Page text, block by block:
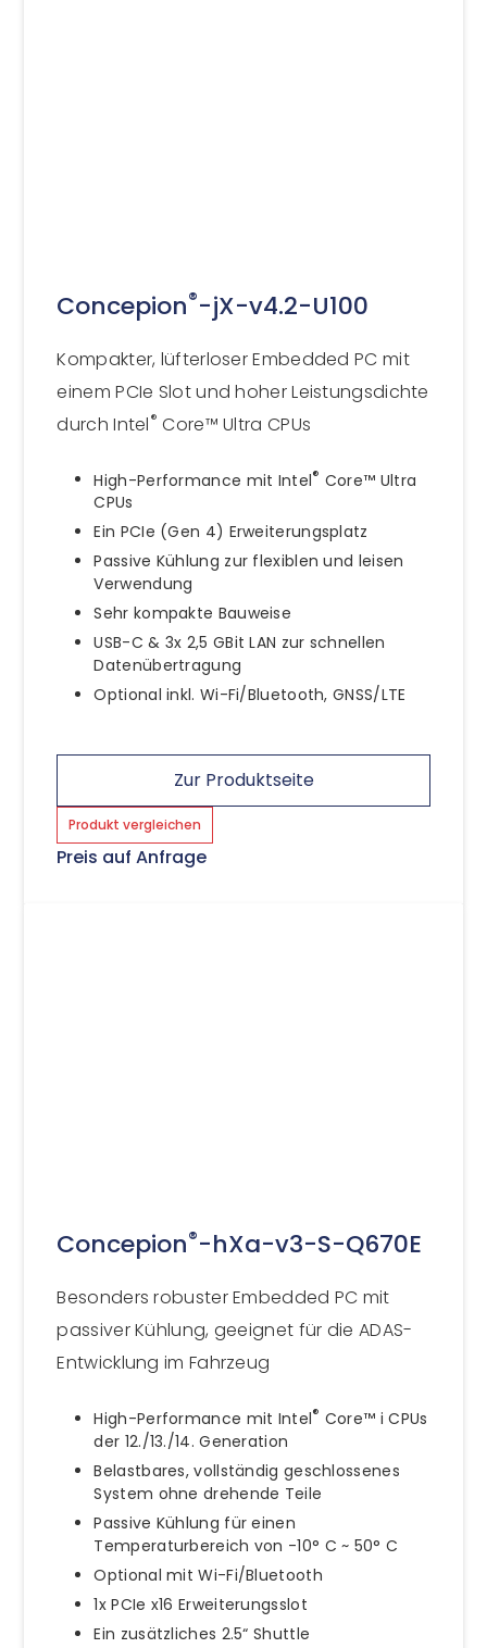
Concepion®-jX-v4.2-U100
Kompakter, lüfterloser Embedded PC mit
einem PCIe Slot und hoher Leistungsdichte
durch Intel® Core™ Ultra CPUs
High-Performance mit Intel® Core™ Ultra
CPUs
Ein PCIe (Gen 4) Erweiterungsplatz
Passive Kühlung zur flexiblen und leisen
Verwendung
Sehr kompakte Bauweise
USB-C & 3x 2,5 GBit LAN zur schnellen
Datenübertragung
Optional inkl. Wi-Fi/Bluetooth, GNSS/LTE
Zur Produktseite
Produkt vergleichen
Preis auf Anfrage
Concepion®-hXa-v3-S-Q670E
Besonders robuster Embedded PC mit
passiver Kühlung, geeignet für die ADAS-
Entwicklung im Fahrzeug
High-Performance mit Intel® Core™ i CPUs
der 12./13./14. Generation
Belastbares, vollständig geschlossenes
System ohne drehende Teile
Passive Kühlung für einen
Temperaturbereich von -10° C ~ 50° C
Optional mit Wi-Fi/Bluetooth
1x PCIe x16 Erweiterungsslot
Ein zusätzliches 2.5“ Shuttle